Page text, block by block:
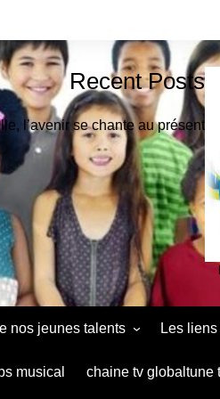
Recent Posts
l’avenir se chante au présent
nos jeunes talents
Oradéa
Les
infos
musical chaine tv globaltune